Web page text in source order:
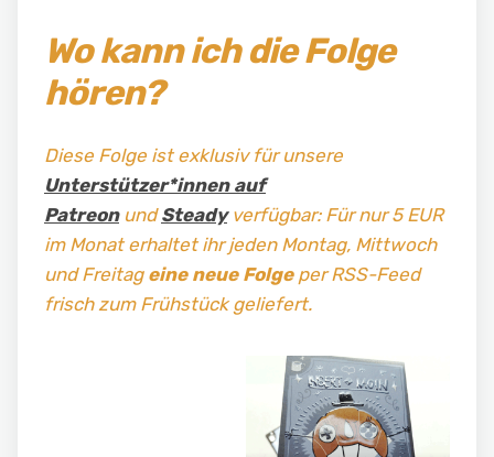
Wo kann ich die Folge
hören?
Diese Folge ist exklusiv für unsere
Unterstützer*innen auf
PatreonundSteadyverfügbar: Für nur 5 EUR
im Monat erhaltet ihr jeden Montag, Mittwoch
und Freitageine neue Folgeper RSS-Feed
frisch zum Frühstück geliefert.